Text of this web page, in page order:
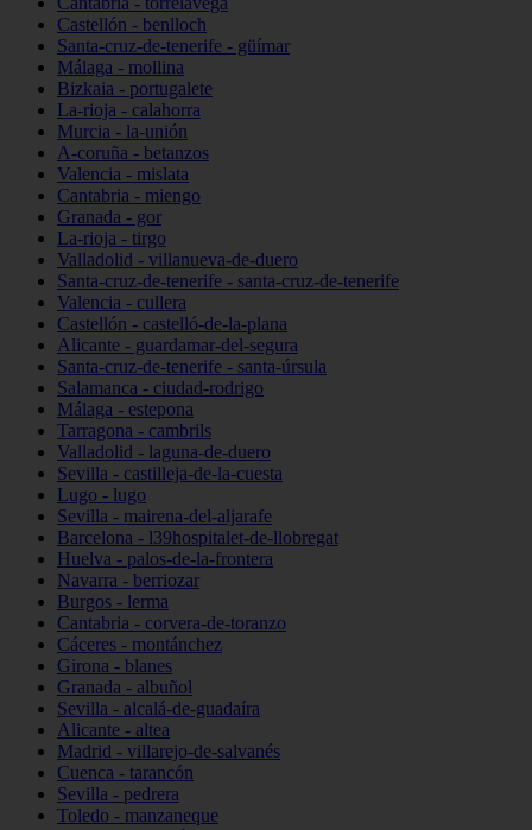
Castellón - benlloch
Santa-cruz-de-tenerife - güímar
Málaga - mollina
Bizkaia - portugalete
La-rioja - calahorra
Murcia - la-unión
A-coruña - betanzos
Valencia - mislata
Cantabria - miengo
Granada - gor
La-rioja - tirgo
Valladolid - villanueva-de-duero
Santa-cruz-de-tenerife - santa-cruz-de-tenerife
Valencia - cullera
Castellón - castelló-de-la-plana
Alicante - guardamar-del-segura
Santa-cruz-de-tenerife - santa-úrsula
Salamanca - ciudad-rodrigo
Málaga - estepona
Tarragona - cambrils
Valladolid - laguna-de-duero
Sevilla - castilleja-de-la-cuesta
Lugo - lugo
Sevilla - mairena-del-aljarafe
Barcelona - l39hospitalet-de-llobregat
Huelva - palos-de-la-frontera
Navarra - berriozar
Burgos - lerma
Cantabria - corvera-de-toranzo
Cáceres - montánchez
Girona - blanes
Granada - albuñol
Sevilla - alcalá-de-guadaíra
Alicante - altea
Madrid - villarejo-de-salvanés
Cuenca - tarancón
Sevilla - pedrera
Toledo - manzaneque